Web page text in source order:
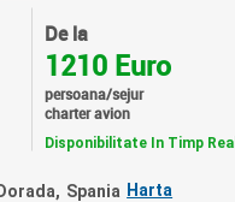
De la
1210 Euro
persoana/sejur
charter avion
Disponibilitate In Timp Real
Spania Harta